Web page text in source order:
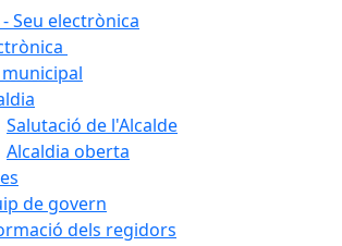
Seu electrònica
Salutació de l'Alcalde
Alcaldia oberta
de govern
dels regidors